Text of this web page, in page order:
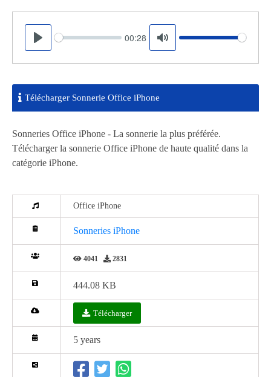
Play
Seek 00:28
Mute
Volume
Télécharger Sonnerie Office iPhone
Sonneries Office iPhone - La sonnerie la plus préférée.
Télécharger la sonnerie Office iPhone de haute qualité dans la
catégorie iPhone.
Office iPhone
Sonneries iPhone
4041 2831
444.08 KB
Télécharger
5 years